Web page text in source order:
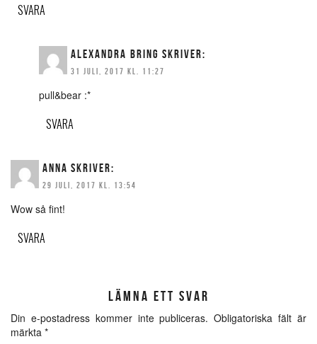
SVARA
ALEXANDRA BRING SKRIVER:
31 JULI, 2017 KL. 11:27
pull&bear :*
SVARA
ANNA SKRIVER:
29 JULI, 2017 KL. 13:54
Wow så fint!
SVARA
LÄMNA ETT SVAR
Din e-postadress kommer inte publiceras. Obligatoriska fält är
märkta *